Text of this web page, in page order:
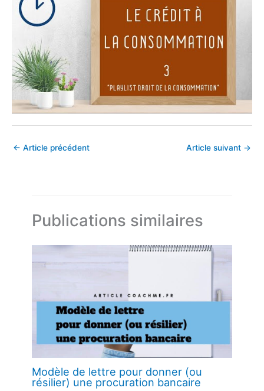
← Article précédent Article suivant →
Publications similaires
Modèle de lettre pour donner (ou
résilier) une procuration bancaire